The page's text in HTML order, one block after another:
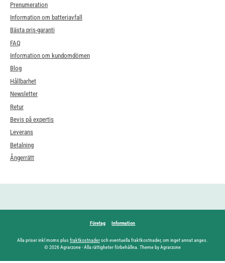
Prenumeration
Information om batteriavfall
Bästa pris-garanti
FAQ
Information om kundomdömen
Blog
Hållbarhet
Newsletter
Retur
Bevis på expertis
Leverans
Betalning
Ångerrätt
Företag Information
Alla priser inkl moms plus fraktkostnaderoch eventuella fraktkostnader, om inget annat anges.
© 2026 Agrarzone - Alla rättigheter förbehållna. Theme by Agrarzone